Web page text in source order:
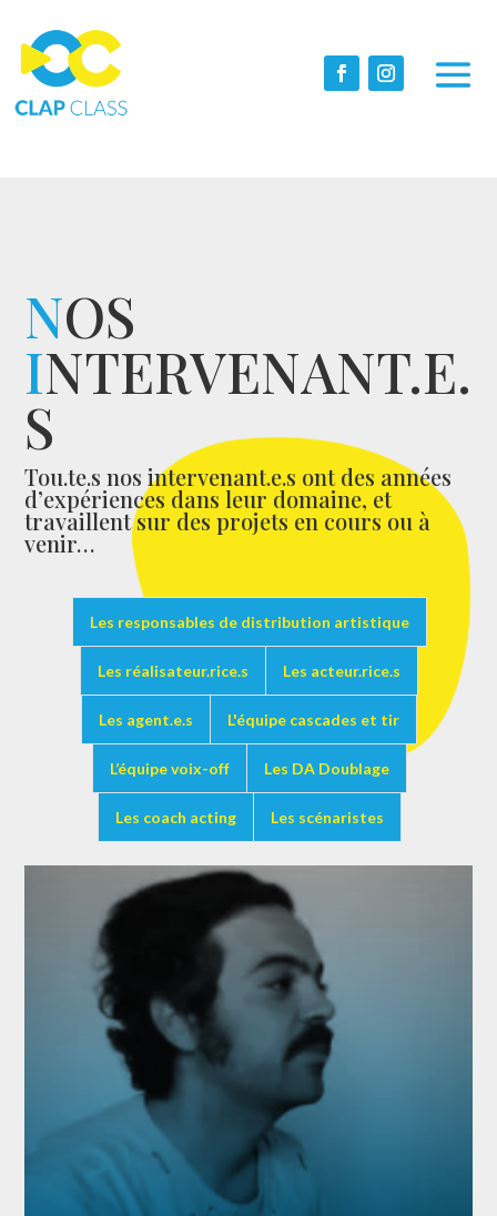
NOS
INTERVENANT.E.
S
Tou.te.s nos intervenant.e.s ont des années
d’expériences dans leur domaine, et
travaillent sur des projets en cours ou à
venir…
Les responsables de distribution artistique
Les réalisateur.rice.s Les acteur.rice.s
Les agent.e.s L'équipe cascades et tir
L’équipe voix-off Les DA Doublage
Les coach acting Les scénaristes